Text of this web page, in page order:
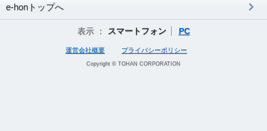
e-honトップへ
表示 ： スマートフォン PC
運営会社概要 プライバシーポリシー
Copyright © TOHAN CORPORATION